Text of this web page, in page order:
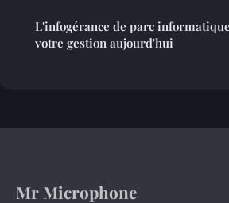
L'infogérance de parc
votre gestion aujourd'hui
Mr Microphone